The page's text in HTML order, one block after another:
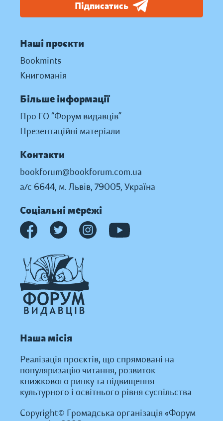
Підписатись
Наші проєкти
Bookmints
Книгоманія
Більше інформації
Про ГО “Форум видавців”
Презентаційні матеріали
Контакти
bookforum@bookforum.com.ua
а/с 6644, м. Львів, 79005, Україна
Соціальні мережі
Наша місія
Реалізація проєктів, що спрямовані на
популяризацію читання, розвиток
книжкового ринку та підвищення
культурного і освітнього рівня суспільства
Copyright© Громадська організація «Форум